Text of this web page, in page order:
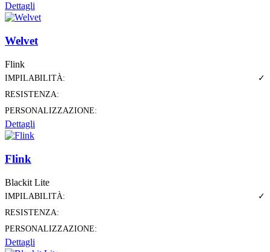
Dettagli
Welvet
Flink
IMPILABILITÀ:
✓
RESISTENZA:
PERSONALIZZAZIONE:
Dettagli
Flink
Blackit Lite
IMPILABILITÀ:
✓
RESISTENZA:
PERSONALIZZAZIONE:
Dettagli